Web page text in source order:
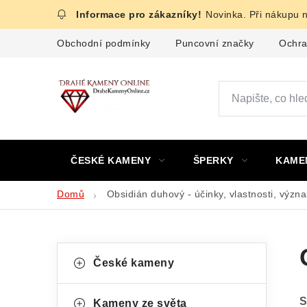
Novinka. Při nákupu
Obchodní podmínky Puncovní značky
ČESKÉ KAMENY ŠPERKY
Domů Obsidián duhový - účinky, vlastnosti,
o
kategorieČeské kameny
Kameny ze světa